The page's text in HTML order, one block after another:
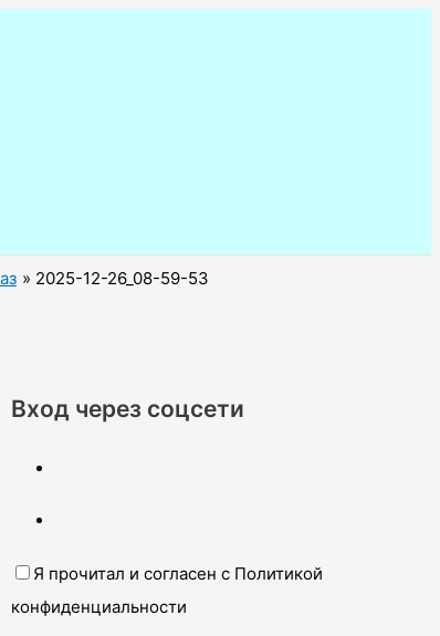
2025-12-26_08-59-53
Вход через соцсети
Я прочитал и согласен с Политикой
конфиденциальности